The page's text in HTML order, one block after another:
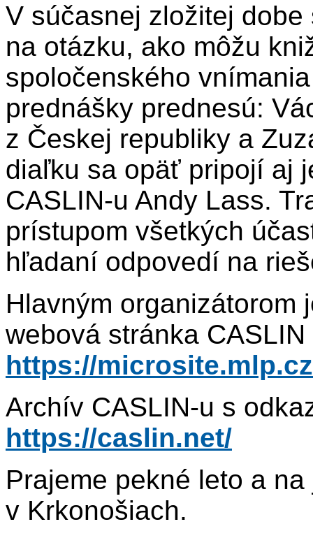
V súčasnej zložitej
na otázku, ako môžu
spoločenského
prednášky prednesú:
z Českej republiky a
diaľku sa opäť pripojí aj
CASLIN-u Andy Lass.
prístupom všetkých
hľadaní odpovedí na
Hlavným organizátorom
webová stránka
https://
Archív CASLIN-u s
https://caslin.net/
Prajeme pekné leto a
v Krkonošiach.